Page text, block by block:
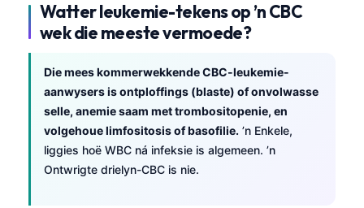
Watter leukemie-tekens op ’n CBC
wek die meeste vermoede?
Die mees kommerwekkende CBC-leukemie-
aanwysers is ontploffings (blaste) of onvolwasse
selle, anemie saam met trombositopenie, en
volgehoue limfositosis of basofilie. ’n Enkele,
liggies hoë WBC ná infeksie is algemeen. ’n
Ontwrigte drielyn-CBC is nie.